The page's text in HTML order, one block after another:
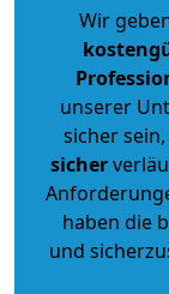
Wir
unserer
sicher
sicher
haben die
und